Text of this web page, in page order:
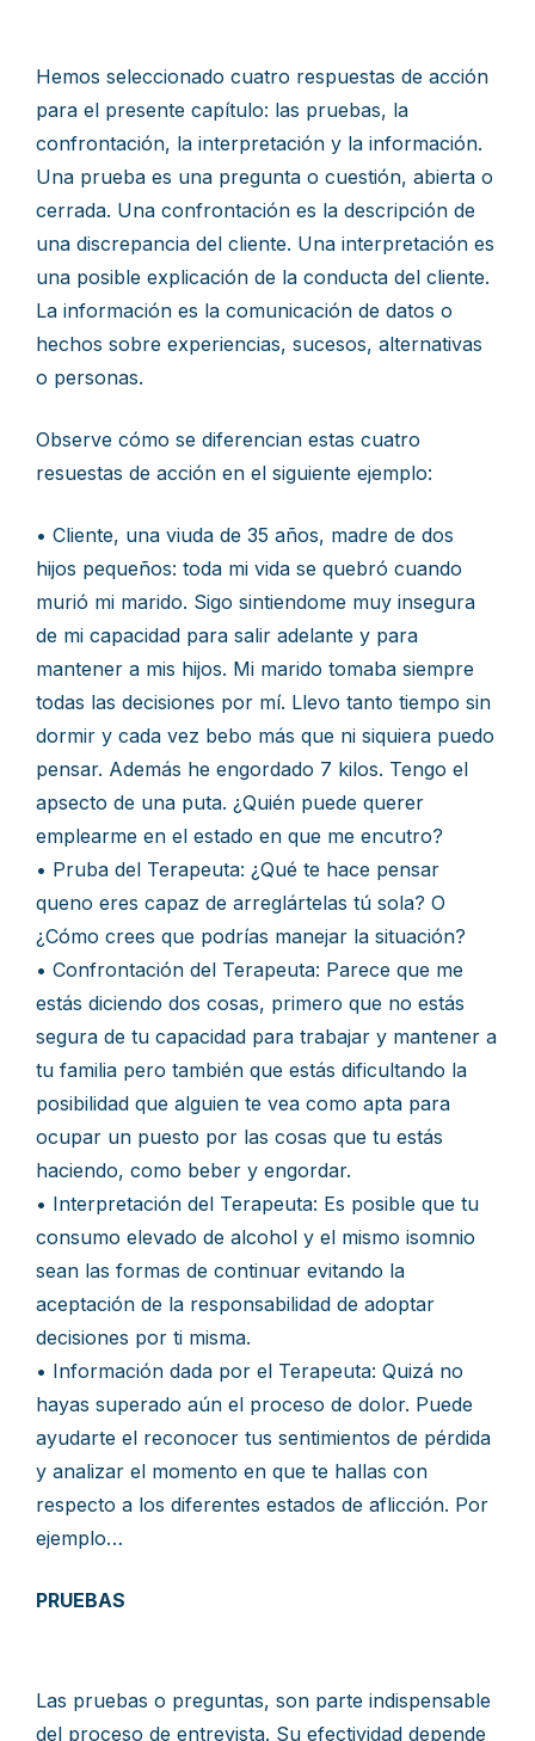
Hemos seleccionado cuatro respuestas de acción
para el presente capítulo: las pruebas, la
confrontación, la interpretación y la información.
Una prueba es una pregunta o cuestión, abierta o
cerrada. Una confrontación es la descripción de
una discrepancia del cliente. Una interpretación es
una posible explicación de la conducta del cliente.
La información es la comunicación de datos o
hechos sobre experiencias, sucesos, alternativas
o personas.
Observe cómo se diferencian estas cuatro
resuestas de acción en el siguiente ejemplo:
• Cliente, una viuda de 35 años, madre de dos
hijos pequeños: toda mi vida se quebró cuando
murió mi marido. Sigo sintiendome muy insegura
de mi capacidad para salir adelante y para
mantener a mis hijos. Mi marido tomaba siempre
todas las decisiones por mí. Llevo tanto tiempo sin
dormir y cada vez bebo más que ni siquiera puedo
pensar. Además he engordado 7 kilos. Tengo el
apsecto de una puta. ¿Quién puede querer
emplearme en el estado en que me encutro?
• Pruba del Terapeuta: ¿Qué te hace pensar
queno eres capaz de arreglártelas tú sola? O
¿Cómo crees que podrías manejar la situación?
• Confrontación del Terapeuta: Parece que me
estás diciendo dos cosas, primero que no estás
segura de tu capacidad para trabajar y mantener a
tu familia pero también que estás dificultando la
posibilidad que alguien te vea como apta para
ocupar un puesto por las cosas que tu estás
haciendo, como beber y engordar.
• Interpretación del Terapeuta: Es posible que tu
consumo elevado de alcohol y el mismo isomnio
sean las formas de continuar evitando la
aceptación de la responsabilidad de adoptar
decisiones por ti misma.
• Información dada por el Terapeuta: Quizá no
hayas superado aún el proceso de dolor. Puede
ayudarte el reconocer tus sentimientos de pérdida
y analizar el momento en que te hallas con
respecto a los diferentes estados de aflicción. Por
ejemplo…
PRUEBAS
Las pruebas o preguntas, son parte indispensable
del proceso de entrevista. Su efectividad depende